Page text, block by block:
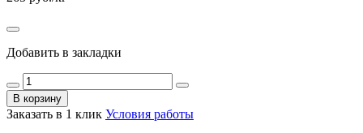
Добавить в закладки
В корзину
Заказать в 1 клик Условия работы